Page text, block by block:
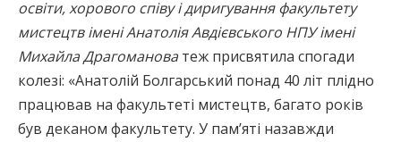
освіти, хорового співу і диригування факультету
мистецтв імені Анатолія Авдієвського НПУ імені
Михайла Драгомановатеж присвятила спогади
колезі: «Анатолій Болгарський понад 40 літ плідно
працював на факультеті мистецтв, багато років
був деканом факультету. У пам’яті назавжди